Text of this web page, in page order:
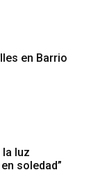
en Barrio
la luz
soledad”